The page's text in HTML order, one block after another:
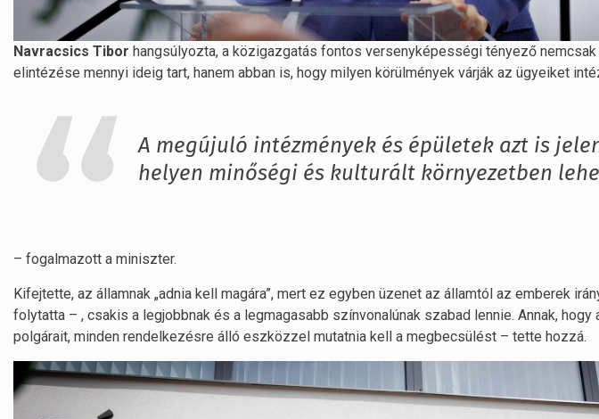
Navracsics Tibor hangsúlyozta, a közigazgatás fontos versenyképességi tényező nemcsak
elintézése mennyi ideig tart, hanem abban is, hogy milyen körülmények várják az ügyeiket
A megújuló intézmények és épületek azt is
helyen minőségi és kulturált környezetben
– fogalmazott a miniszter.
Kifejtette, az államnak „adnia kell magára”, mert ez egyben üzenet az államtól az emberek
folytatta – , csakis a legjobbnak és a legmagasabb színvonalúnak szabad lennie. Annak, hogy
polgárait, minden rendelkezésre álló eszközzel mutatnia kell a megbecsülést – tette hozzá.